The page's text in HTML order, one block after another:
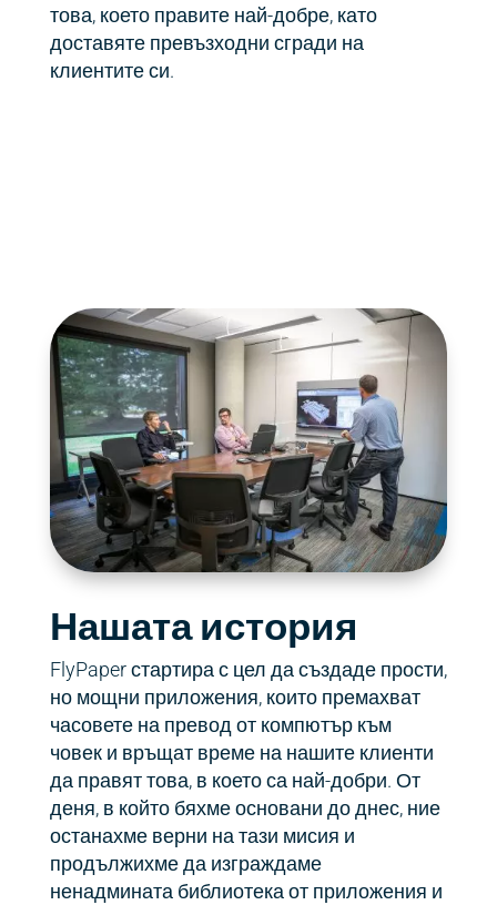
това, което правите най-добре, като
доставяте превъзходни сгради на
клиентите си.
Нашата история
FlyPaper стартира с цел да създаде прости,
но мощни приложения, които премахват
часовете на превод от компютър към
човек и връщат време на нашите клиенти
да правят това, в което са най-добри. От
деня, в който бяхме основани до днес, ние
останахме верни на тази мисия и
продължихме да изграждаме
ненадмината библиотека от приложения и